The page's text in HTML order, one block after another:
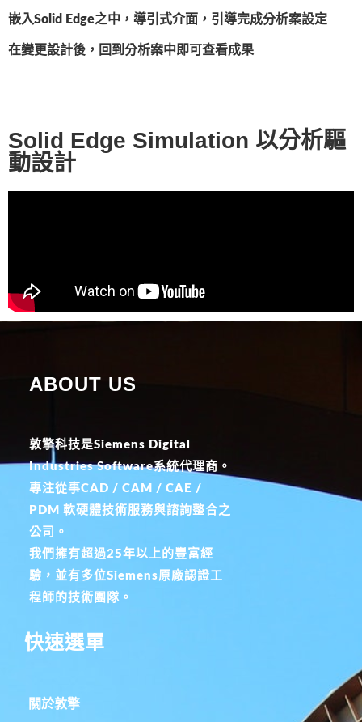
嵌入Solid Edge之中，導引式介面，引導完成分析案設定
在變更設計後，回到分析案中即可查看成果
Solid Edge Simulation 以分析驅
動設計
ABOUT US
敦擎科技是Siemens Digital
Industries Software系統代理商。
專注從事CAD / CAM / CAE /
PDM 軟硬體技術服務與諮詢整合之
公司。
我們擁有超過25年以上的豐富經
驗，並有多位Siemens原廠認證工
程師的技術團隊。
快速選單
關於敦擎